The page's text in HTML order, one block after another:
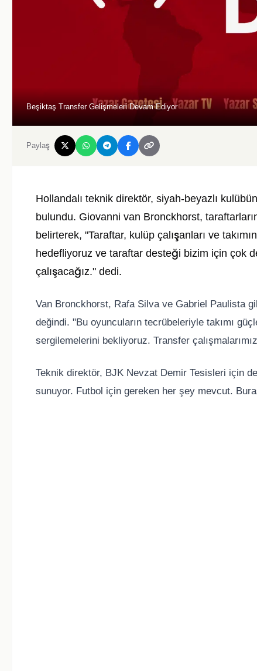
Beşiktaş Transfer Gelişmeleri Devam Ediyor
Paylaş
Hollandalı teknik direktör, siyah-beyazlı
bulundu. Giovanni van Bronckhorst,
belirterek, "Taraftar, kulüp çalışanları ve
hedefliyoruz ve taraftar desteği bizim için çok
çalışacağız." dedi.
Van Bronckhorst, Rafa Silva ve Gabriel Paulista
değindi. "Bu oyuncuların tecrübeleriyle takımı
sergilemelerini bekliyoruz. Transfer
Teknik direktör, BJK Nevzat Demir Tesisleri için
sunuyor. Futbol için gereken her şey mevcut.